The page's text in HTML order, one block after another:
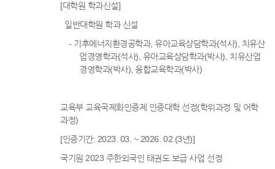
[대학원 학과신설]
일반대학원 학과 신설
- 기후에너지환경공학과, 유아교육상담학과(석사), 치유산
업경영학과(석사), 유아교육상담학과(박사), 치유산업
경영학과(박사), 융합교육학과(박사)
교육부 교육국제화인증제 인증대학 선정(학위과정 및 어학
과정)
[인증기간: 2023. 03. ~ 2026. 02 (3년)]
국기원 2023 주한외국인 태권도 보급 사업 선정